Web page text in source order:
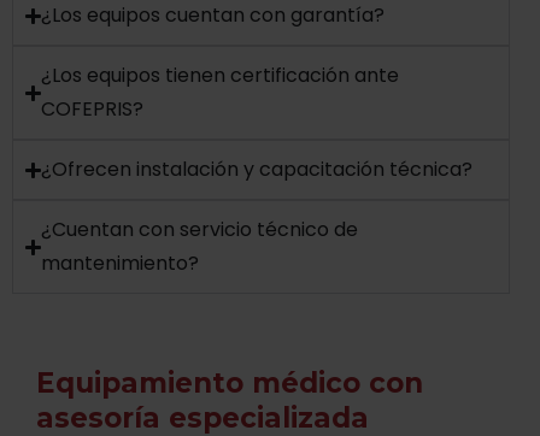
¿Los equipos cuentan con garantía?
¿Los equipos tienen certificación ante
COFEPRIS?
¿Ofrecen instalación y capacitación técnica?
¿Cuentan con servicio técnico de
mantenimiento?
Equipamiento médico con
asesoría especializada